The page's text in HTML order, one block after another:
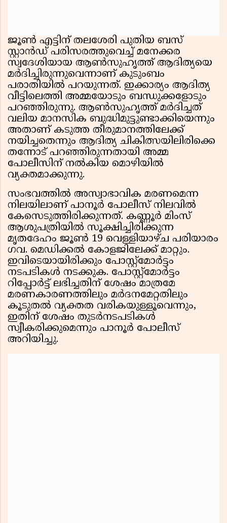
ജൂൺ എട്ടിന് തലശേരി പുതിയ ബസ്
സ്റ്റാൻഡ് പരിസരത്തുവെച്ച് മനേക്കര
സ്വദേശിയായ ആൺസുഹൃത്ത് ആദിത്യയെ
മർദിച്ചിരുന്നുവെന്നാണ് കുടുംബം
പരാതിയിൽ പറയുന്നത്. ഇക്കാര്യം ആദിത്യ
വീട്ടിലെത്തി അമ്മയോടും ബന്ധുക്കളോടും
പറഞ്ഞിരുന്നു. ആൺസുഹൃത്ത് മർദിച്ചത്
വലിയ മാനസിക ബുദ്ധിമുട്ടുണ്ടാക്കിയെന്നും
അതാണ് കടുത്ത തീരുമാനത്തിലേക്ക്
നയിച്ചതെന്നും ആദിത്യ ചികിത്സയിലിരിക്കെ
തന്നോട് പറഞ്ഞിരുന്നതായി അമ്മ
പോലീസിന് നൽകിയ മൊഴിയിൽ
വ്യക്തമാക്കുന്നു.
സംഭവത്തിൽ അസ്വാഭാവിക മരണമെന്ന
നിലയിലാണ് പാനൂർ പോലീസ് നിലവിൽ
കേസെടുത്തിരിക്കുന്നത്. കണ്ണൂർ മിംസ്
ആശുപത്രിയിൽ സൂക്ഷിച്ചിരിക്കുന്ന
മൃതദേഹം ജൂൺ 19 വെള്ളിയാഴ്ച പരിയാരം
ഗവ. മെഡിക്കൽ കോളജിലേക്ക് മാറ്റും.
ഇവിടെയായിരിക്കും പോസ്റ്റ്‌മോർട്ടം
നടപടികൾ നടക്കുക. പോസ്റ്റ്‌മോർട്ടം
റിപ്പോർട്ട് ലഭിച്ചതിന് ശേഷം മാത്രമേ
മരണകാരണത്തിലും മർദനമേറ്റതിലും
കൂടുതൽ വ്യക്തത വരികയുള്ളൂവെന്നും,
ഇതിന് ശേഷം തുടർനടപടികൾ
സ്വീകരിക്കുമെന്നും പാനൂർ പോലീസ്
അറിയിച്ചു.